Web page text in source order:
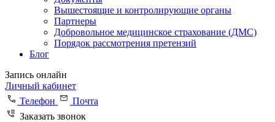
Вышестоящие и контролирующие органы
Партнеры
Добровольное медицинское страхование (ДМС)
Порядок рассмотрения претензий
Блог
Запись онлайн
Личный кабинет
Телефон
Почта
Заказать звонок